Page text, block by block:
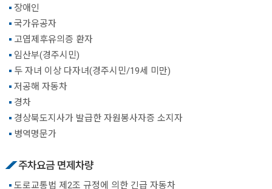
장애인
국가유공자
고엽제후유의증 환자
임산부(경주시민)
두 자녀 이상 다자녀(경주시민/19세 미만)
저공해 자동차
경차
경상북도지사가 발급한 자원봉사자증 소지자
병역명문가
주차요금 면제차량
도로교통법 제2조 규정에 의한 긴급 자동차